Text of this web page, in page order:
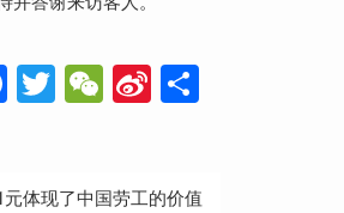
Facebook
Twitter
WeChat
Sina分
体现了中国劳工的价值